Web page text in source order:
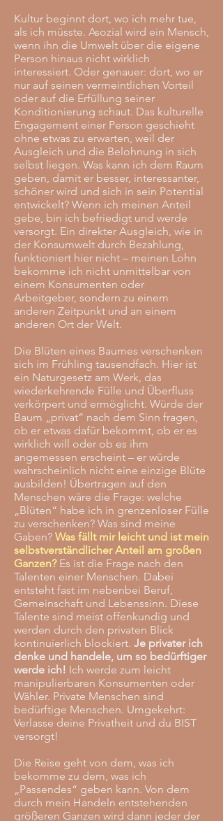
Kultur beginnt dort, wo ich mehr tue,
als ich müsste. Asozial wird ein Mensch,
wenn ihn die Umwelt über die eigene
Person hinaus nicht wirklich
interessiert. Oder genauer: dort, wo er
nur auf seinen vermeintlichen Vorteil
oder auf die Erfüllung seiner
Konditionierung schaut. Das kulturelle
Engagement einer Person geschieht
ohne etwas zu erwarten, weil der
Ausgleich und die Belohnung in sich
selbst liegen. Was kann ich dem Raum
geben, damit er besser, interessanter,
schöner wird und sich in sein Potential
entwickelt? Wenn ich meinen Anteil
gebe, bin ich befriedigt und werde
versorgt. Ein direkter Ausgleich, wie in
der Konsumwelt durch Bezahlung,
funktioniert hier nicht – meinen Lohn
bekomme ich nicht unmittelbar von
einem Konsumenten oder
Arbeitgeber, sondern zu einem
anderen Zeitpunkt und an einem
anderen Ort der Welt.
Die Blüten eines Baumes verschenken
sich im Frühling tausendfach. Hier ist
ein Naturgesetz am Werk, das
wiederkehrende Fülle und Überfluss
verkörpert und ermöglicht. Würde der
Baum „privat“ nach dem Sinn fragen,
ob er etwas dafür bekommt, ob er es
wirklich will oder ob es ihm
angemessen erscheint – er würde
wahrscheinlich nicht eine einzige Blüte
ausbilden! Übertragen auf den
Menschen wäre die Frage: welche
„Blüten“ habe ich in grenzenloser Fülle
zu verschenken? Was sind meine
Gaben? Was fällt mir leicht und ist mein
selbstverständlicher Anteil am großen
Ganzen?Es ist die Frage nach den
Talenten einer Menschen. Dabei
entsteht fast im nebenbei Beruf,
Gemeinschaft und Lebenssinn. Diese
Talente sind meist offenkundig und
werden durch den privaten Blick
kontinuierlich blockiert. Je privater ich
denke und handele, um so bedürftiger
werde ich! Ich werde zum leicht
manipulierbaren Konsumenten oder
Wähler. Private Menschen sind
bedürftige Menschen. Umgekehrt:
Verlasse deine Privatheit und du BIST
versorgt!
Die Reise geht von dem, was ich
bekomme zu dem, was ich
„Passendes“ geben kann. Von dem
durch mein Handeln entstehenden
größeren Ganzen wird dann jeder der